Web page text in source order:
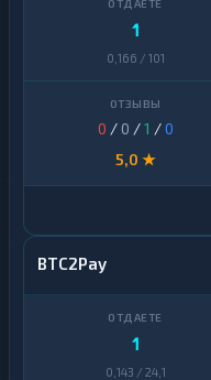
1
0,166 / 101
0 / 0 /1 /0
5,0 ★
BTC2Pay
1
0,143 / 24,1